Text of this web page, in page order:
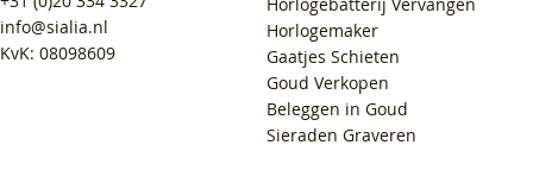
info@sialia.nl
KvK: 08098609
Horlogemaker
Gaatjes Schieten
Goud Verkopen
Beleggen in Goud
Sieraden Graveren